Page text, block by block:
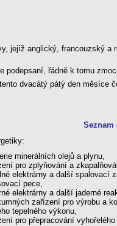
jejíž anglický, francouzský a
podepsaní, řádně k tomu
dvacátý pátý den měsíce
Seznam
minerálních olejů a plynu,
pro zplyňování a
elektrárny a další spalovací
pece,
elektrárny a další jaderné
zařízení pro výrobu a
tepelného výkonu,
pro přepracování